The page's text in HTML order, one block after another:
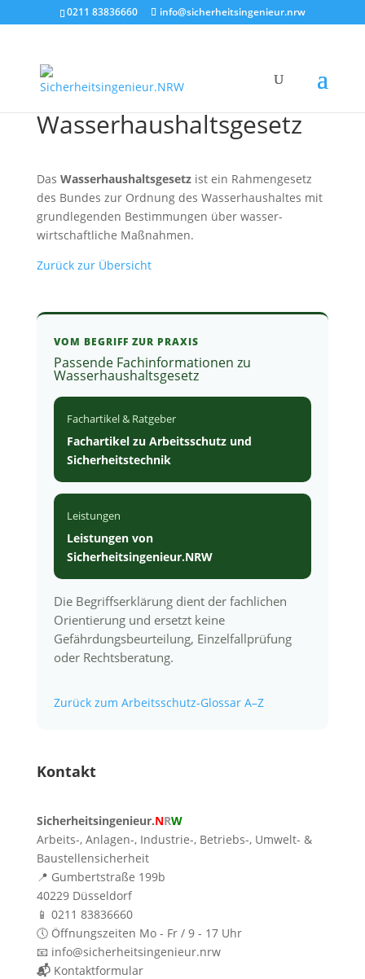
0211 83836660 info@sicherheitsingenieur.nrw
Wasserhaushaltsgesetz
Das Wasserhaushaltsgesetzist ein Rahmengesetz
des Bundes zur Ordnung des Wasserhaushaltes mit
grundlegenden Bestimmungen über wasser­­
wirtschaftliche Maßnahmen.
Zurück zur Übersicht
VOM BEGRIFF ZUR PRAXIS
Passende Fachinformationen zu
Wasserhaushaltsgesetz
Fachartikel & Ratgeber
Fachartikel zu Arbeitsschutz und
Sicherheitstechnik
Leistungen
Leistungen von
Sicherheitsingenieur.NRW
Die Begriffserklärung dient der fachlichen
Orientierung und ersetzt keine
Gefährdungsbeurteilung, Einzelfallprüfung
oder Rechtsberatung.
Zurück zum Arbeitsschutz-Glossar A–Z
Kontakt
Sicherheitsingenieur.NRW
Arbeits-, Anlagen-, Industrie-, Betriebs-, Umwelt- &
Baustellensicherheit
📍 Gumbertstraße 199b
40229 Düsseldorf
📱 0211 83836660
🕔 Öffnungszeiten Mo - Fr / 9 - 17 Uhr
📧 info@sicherheitsingenieur.nrw
📬 Kontaktformular